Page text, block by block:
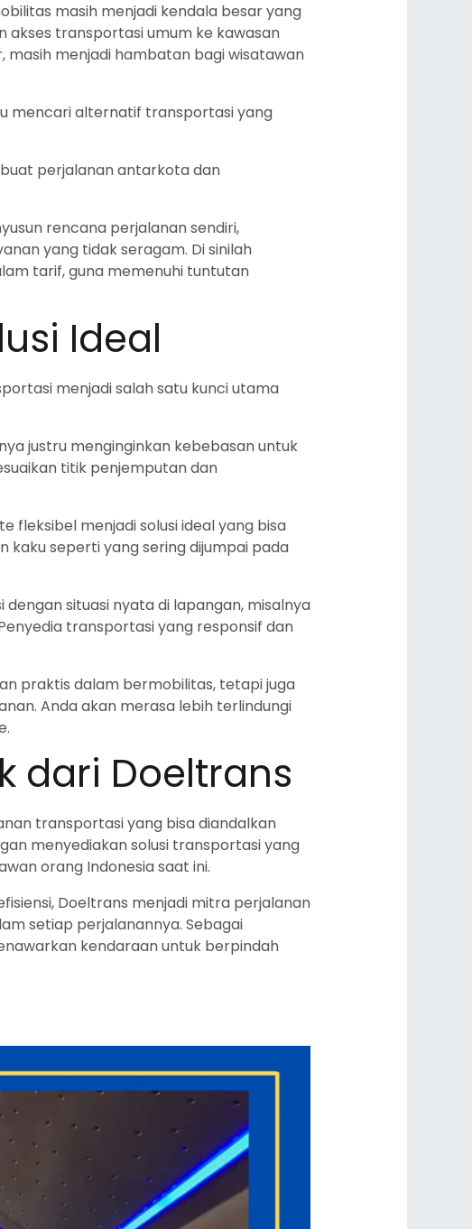
masih menjadi kendala besar yang
akses transportasi umum ke kawasan
menjadi hambatan bagi wisatawan
mencari alternatif transportasi yang
perjalanan antarkota dan
rencana perjalanan sendiri,
yang tidak seragam. Di sinilah
tarif, guna memenuhi tuntutan
Ideal
menjadi salah satu kunci utama
justru menginginkan kebebasan untuk
titik penjemputan dan
fleksibel menjadi solusi ideal yang bisa
seperti yang sering dijumpai pada
situasi nyata di lapangan, misalnya
transportasi yang responsif dan
praktis dalam bermobilitas, tetapi juga
Anda akan merasa lebih terlindungi
dari Doeltrans
transportasi yang bisa diandalkan
menyediakan solusi transportasi yang
orang Indonesia saat ini.
Doeltrans menjadi mitra perjalanan
setiap perjalanannya. Sebagai
kendaraan untuk berpindah